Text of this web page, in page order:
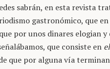
sabrán, en esta revista
gastronómico, que
por unos dinares elogian
que consiste en
que por alguna vía